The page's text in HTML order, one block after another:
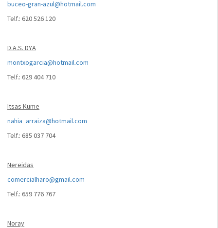
buceo-gran-azul@hotmail.com
Telf.: 620 526 120
D.A.S. DYA
montxogarcia@hotmail.com
Telf.: 629 404 710
Itsas Kume
nahia_arraiza@hotmail.com
Telf.: 685 037 704
Nereidas
comercialharo@gmail.com
Telf.: 659 776 767
Noray